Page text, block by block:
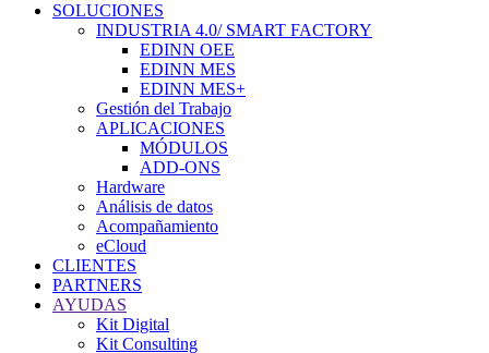
SOLUCIONES
INDUSTRIA 4.0/ SMART FACTORY
EDINN OEE
EDINN MES
EDINN MES+
Gestión del Trabajo
APLICACIONES
MÓDULOS
ADD-ONS
Hardware
Análisis de datos
Acompañamiento
eCloud
CLIENTES
PARTNERS
AYUDAS
Kit Digital
Kit Consulting